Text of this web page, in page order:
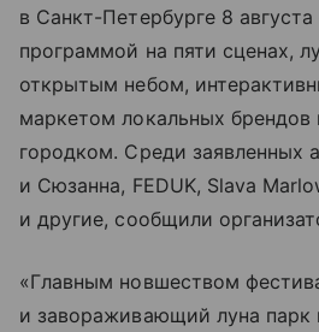
в Санкт-Петербурге 8
программой на пяти сценах,
открытым небом,
маркетом локальных брендов
городком. Среди заявленных
и Сюзанна, FEDUK, Slava
и другие, сообщили
«Главным новшеством
и завораживающий луна